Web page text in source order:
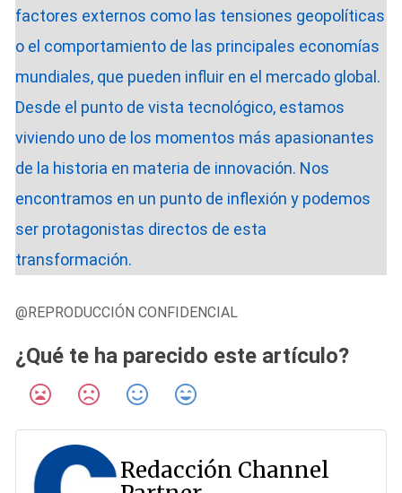
factores externos como las tensiones geopolíticas
o el comportamiento de las principales economías
mundiales, que pueden influir en el mercado global.
Desde el punto de vista tecnológico, estamos
viviendo uno de los momentos más apasionantes
de la historia en materia de innovación. Nos
encontramos en un punto de inflexión y podemos
ser protagonistas directos de esta
transformación.
@REPRODUCCIÓN CONFIDENCIAL
¿Qué te ha parecido este artículo?
Redacción Channel